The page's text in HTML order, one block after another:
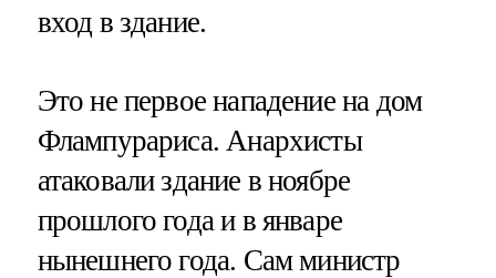
вход в здание.
Это не первое нападение на дом
Флампурариса. Анархисты
атаковали здание в ноябре
прошлого года и в январе
нынешнего года. Сам министр